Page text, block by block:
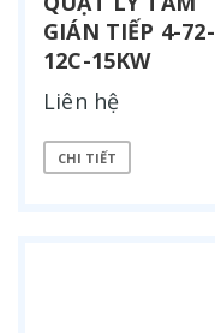
GIÁN TIẾP 4-72-
12C-15KW
Liên hệ
CHI TIẾT